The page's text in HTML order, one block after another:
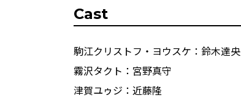
Cast
駒江クリストフ・ヨウスケ：鈴木達央
霧沢タクト：宮野真守
津賀ユゥジ：近藤隆